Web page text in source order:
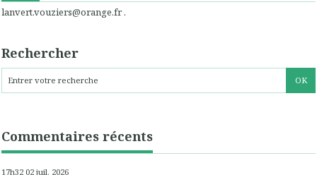
lanvert.vouziers@orange.fr .
Rechercher
Commentaires récents
17h32 02 juil. 2026